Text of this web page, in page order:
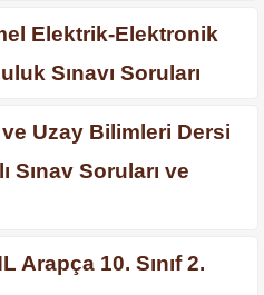
Elektrik-Elektronik
Sınavı Soruları
Uzay Bilimleri Dersi
Sınav Soruları ve
Arapça 10. Sınıf 2.